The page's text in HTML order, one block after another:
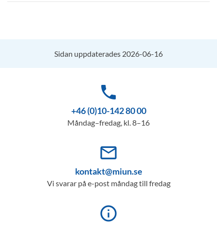
Sidan uppdaterades 2026-06-16
phone
+46 (0)10-142 80 00
Måndag–fredag, kl. 8–16
mail_outline
kontakt@miun.se
Vi svarar på e-post måndag till fredag
info_outline